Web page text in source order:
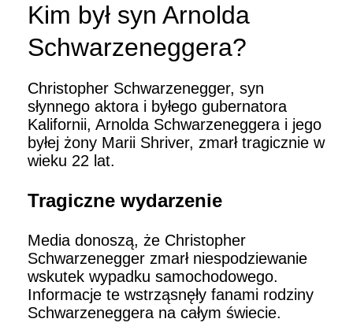
Kim był syn Arnolda
Schwarzeneggera?
Christopher Schwarzenegger, syn
słynnego aktora i byłego gubernatora
Kalifornii, Arnolda Schwarzeneggera i jego
byłej żony Marii Shriver, zmarł tragicznie w
wieku 22 lat.
Tragiczne wydarzenie
Media donoszą, że Christopher
Schwarzenegger zmarł niespodziewanie
wskutek wypadku samochodowego.
Informacje te wstrząsnęły fanami rodziny
Schwarzeneggera na całym świecie.